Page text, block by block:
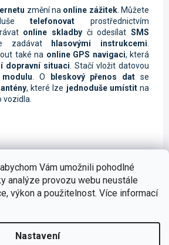
Vám umožnili pohodlné
analýze provozu webu neustále
výkon a použitelnost. Více informací
Nastavení
změní na online zážitek. Můžete
telefonovat prostřednictvím
online skladby či odesílatSMS
zadávat hlasovými instrukcemi
také na online GPS navigaci, která
dopravní situaci . Stačí vložit datovou
. O bleskový přenos dat se
, které lze jednoduše umístitna
či tabletu
skladby během cestování se čas Vaší
pouze na rozhlasové vysílání.
a videa můžete sdílet pomocíUSB
. Lze také jednoduše nahrávky